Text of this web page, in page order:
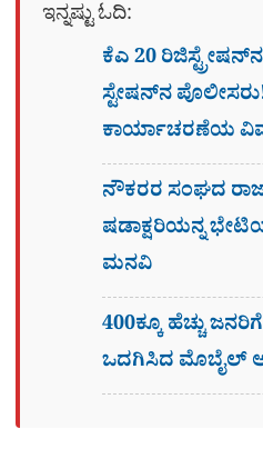
ಇನ್ನಷ್ಟು ಓದಿ:
ಕೆಎ 20
ಸ್ಟೇಷನ್​ನ
ಕಾರ್ಯಾಚರಣೆಯ
ನೌಕರರ ಸಂಘದ
ಷಡಾಕ್ಷರಿಯನ್ನ
ಮನವಿ
400ಕ್ಕೂ ಹೆಚ್ಚು
ಒದಗಿಸಿದ ಮೊಬೈಲ್